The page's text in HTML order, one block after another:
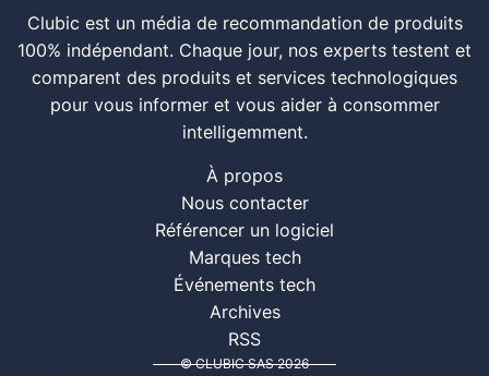
Clubic est un média de recommandation de produits
100% indépendant. Chaque jour, nos experts testent et
comparent des produits et services technologiques
pour vous informer et vous aider à consommer
intelligemment.
À propos
Nous contacter
Référencer un logiciel
Marques tech
Événements tech
Archives
RSS
© CLUBIC SAS 2026